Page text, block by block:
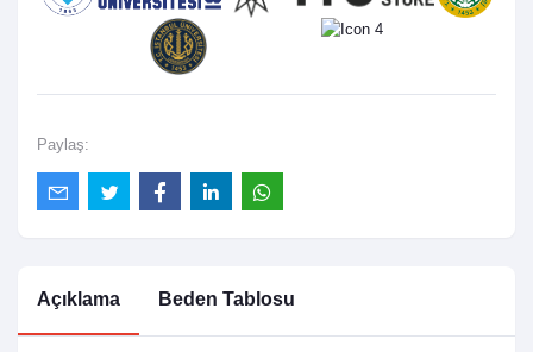
Paylaş:
Açıklama Beden Tablosu